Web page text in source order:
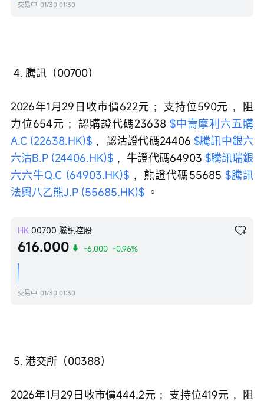
交易中 01/30 01:30
4. 騰訊（00700）
2026年1月29日收市價622元 ；支持位590元 ，阻
力位654元 ；認購證代碼23638 $中壽摩利六五購
A.C (22638.HK)$ ，認沽證代碼24406 $騰訊中銀六
六沽B.P (24406.HK)$ ，牛證代碼64903 $騰訊瑞銀
六六牛Q.C (64903.HK)$ ，熊證代碼55685 $騰訊
法興八乙熊J.P (55685.HK)$ 。
HK 00700 騰訊控股
616.000 -6.000 -0.96%
交易中 01/30 01:30
5. 港交所（00388）
2026年1月29日收市價444.2元 ；支持位419元 ，阻